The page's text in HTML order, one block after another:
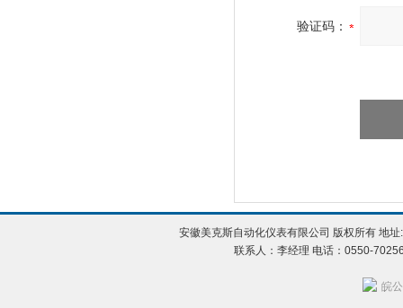
验证码：
安徽美克斯自动化仪表有限公司 版权所有 地
联系人：李经理 电话：0550-
皖